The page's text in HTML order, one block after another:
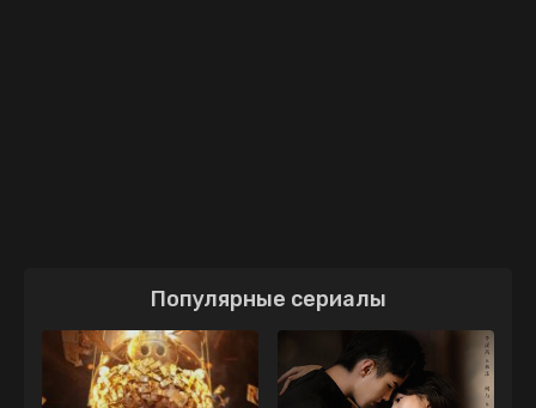
Популярные сериалы